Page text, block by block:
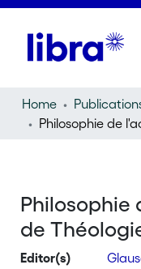
Home
Philosophie
de
Editor(s)